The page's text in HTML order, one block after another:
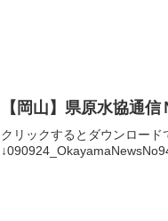
【岡山】県原水協通信
クリックするとダウンロード